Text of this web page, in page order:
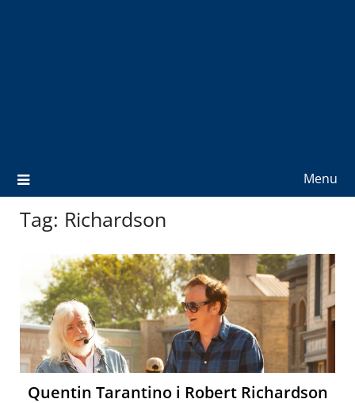
Menu
Tag: Richardson
Quentin Tarantino i Robert Richardson